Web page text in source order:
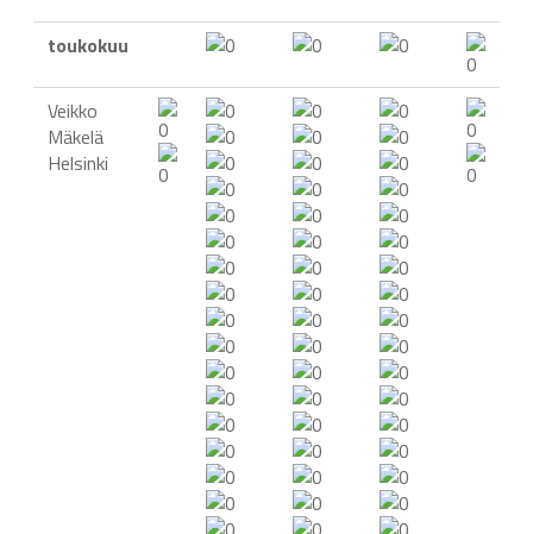
toukokuu
Veikko
Mäkelä
Helsinki